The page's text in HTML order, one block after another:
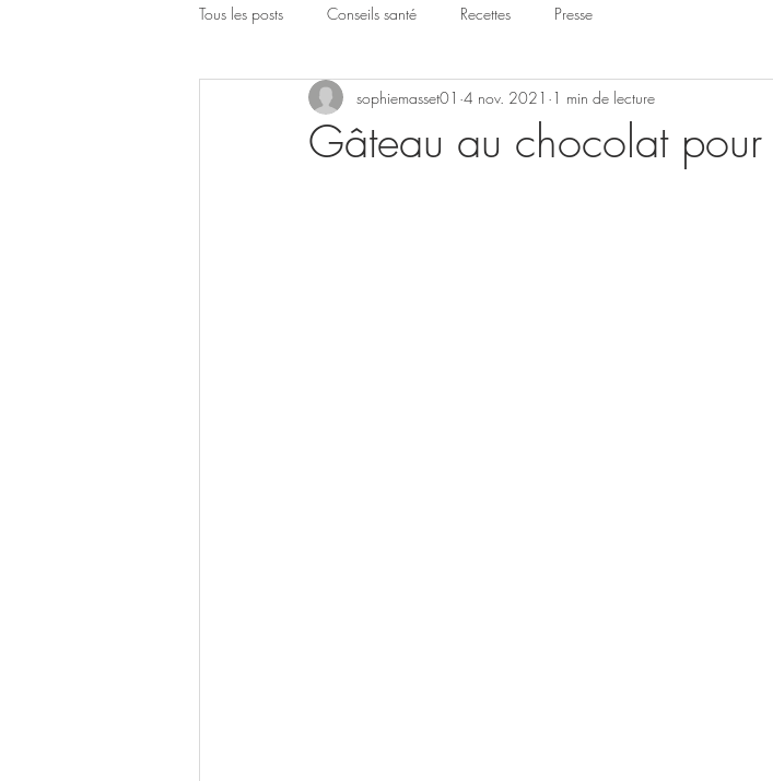
Tous les posts Conseils santé Recettes Presse
Gâteau au chocolat
sophiemasset01 4 nov. 2021 1 min de lecture